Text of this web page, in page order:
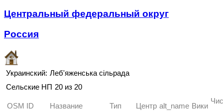
Центральный федеральный округ
Россия
Украинский: Леб'яженська сільрада
Сельские НП 20 из 20
OSM ID Название Тип Центр alt_name Вики